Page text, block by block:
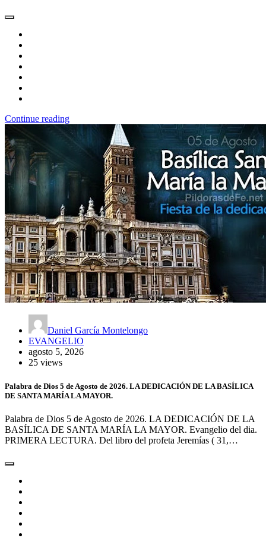
Continue reading
Daniel García Montelongo
EVANGELIO
agosto 5, 2026
25 views
Palabra de Dios 5 de Agosto de 2026. LA DEDICACIÓN DE LA BASÍLICA
DE SANTA MARÍA LA MAYOR.
Palabra de Dios 5 de Agosto de 2026. LA DEDICACIÓN DE LA
BASÍLICA DE SANTA MARÍA LA MAYOR. Evangelio del dia.
PRIMERA LECTURA. Del libro del profeta Jeremías ( 31,…